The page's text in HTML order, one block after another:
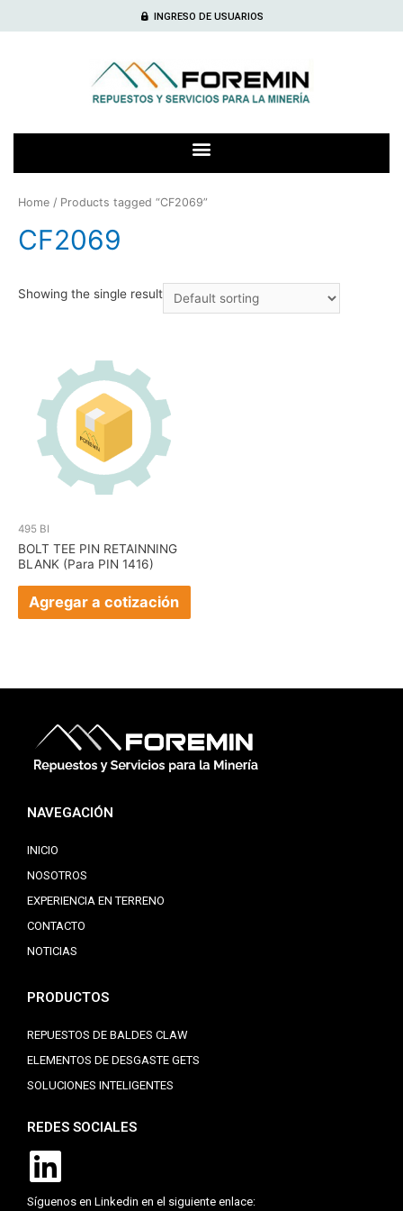
INGRESO DE USUARIOS
Home / Products tagged “CF2069”
CF2069
Showing the single result
495 BI
BOLT TEE PIN RETAINNING
BLANK (Para PIN 1416)
Agregar a cotización
NAVEGACIÓN
INICIO
NOSOTROS
EXPERIENCIA EN TERRENO
CONTACTO
NOTICIAS
PRODUCTOS
REPUESTOS DE BALDES CLAW
ELEMENTOS DE DESGASTE GETS
SOLUCIONES INTELIGENTES
REDES SOCIALES
Síguenos en Linkedin en el siguiente enlace: